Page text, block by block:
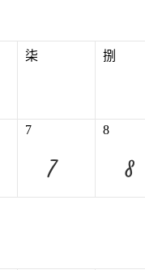
柒 捌
7 8